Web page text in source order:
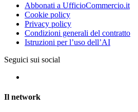
Abbonati a UfficioCommercio.it
Cookie policy
Privacy policy
Condizioni generali del contratto
Istruzioni per l’uso dell’AI
Seguici sui social
Il network